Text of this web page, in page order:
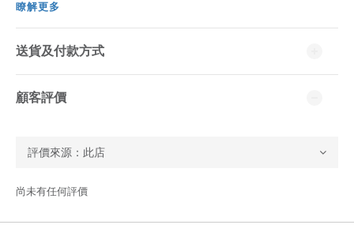
瞭解更多
送貨及付款方式
顧客評價
尚未有任何評價